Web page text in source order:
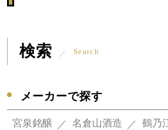
検索 Search
メーカーで探す
宮泉銘醸 名倉山酒造 鶴乃